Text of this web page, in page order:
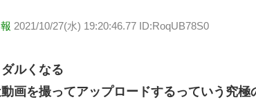
2021/10/27(水) 19:20:46.77 ID:RoqUB78S0
ルくなる
画を撮ってアップロードするっていう究極